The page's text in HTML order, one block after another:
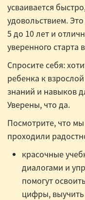
усваивается
удовольствием.
5 до 10 лет и
уверенного старта
Спросите себя:
ребенка к
знаний и навыков
Уверены, что да.
Посмотрите, что
проходили
красочные
диалогами и
помогут
цифры,